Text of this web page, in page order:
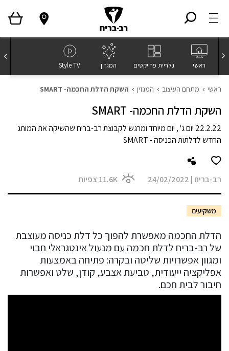
ראשי גלריית פרויקטים המגזין Style TV
ראשי מתחם העיצוב המגזין השקת הדלת החכמה- SMART
השקת הדלת החכמה- SMART
22.2.22 יום ג' , יום מיוחד ומרגש לקבוצת רב-בריח שהשיקה את המותג
החדש לדלתות הכניסה - SMART
רב-בריח |
24/02/2022
11.6K צפיות
משקיעים
הדלת החכמה מאפשרת להפוך כל דלת כניסה מעוצבת
של רב-בריח לדלת חכמה עם מנעול אינטגראלי חבוי
ומגוון אפשרויות שליטה ובקרה: פתיחה באמצעות
אפליקציה ייעודית, טביעת אצבע, קודן, שלט ואפשרות
חיבור לבית חכם.